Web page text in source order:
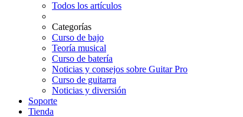
Todos los artículos
Categorías
Curso de bajo
Teoría musical
Curso de batería
Noticias y consejos sobre Guitar Pro
Curso de guitarra
Noticias y diversión
Soporte
Tienda